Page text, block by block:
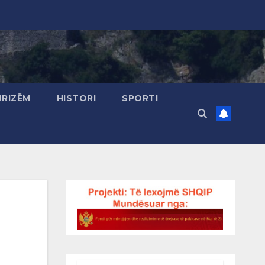
HISTORI SPORTI